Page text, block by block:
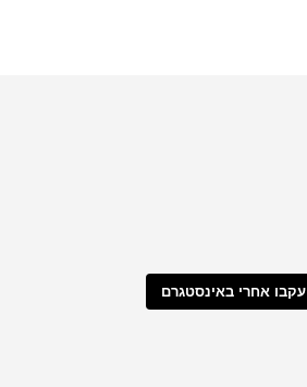
עקבו אחרי באינסטגרם